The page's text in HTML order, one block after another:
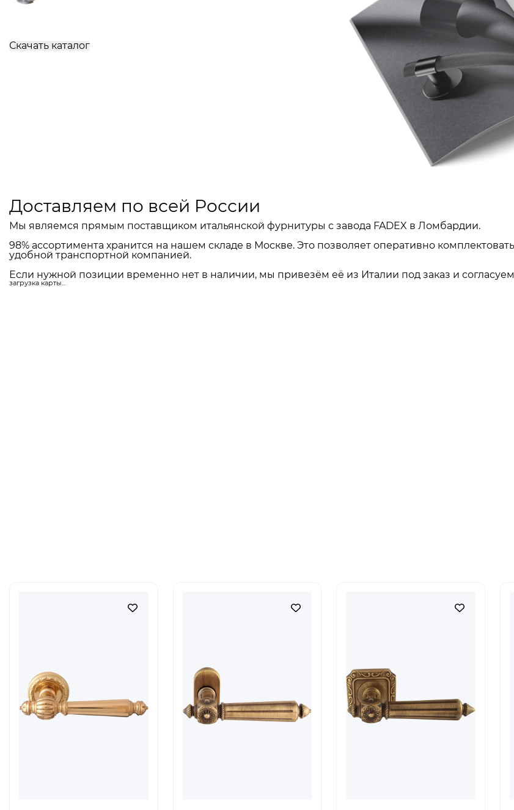
Скачать каталог
Доставляем по всей России
Мы являемся прямым поставщиком итальянской фурнитуры с завода FADEX в Ломбардии.
98% ассортимента хранится на нашем складе в Москве. Это позволяет оперативно
удобной транспортной компанией.
Если нужной позиции временно нет в наличии, мы привезём её из Италии под заказ и
загрузка карты...